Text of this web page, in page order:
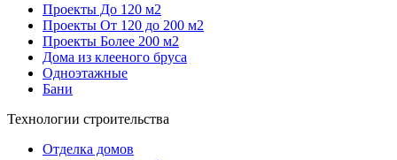
Проекты До 120 м2
Проекты От 120 до 200 м2
Проекты Более 200 м2
Дома из клееного бруса
Одноэтажные
Бани
Технологии строительства
Отделка домов